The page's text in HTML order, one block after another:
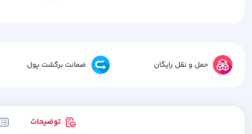
حمل و نقل رایگان ضمانت برگشت پول
توضیحات